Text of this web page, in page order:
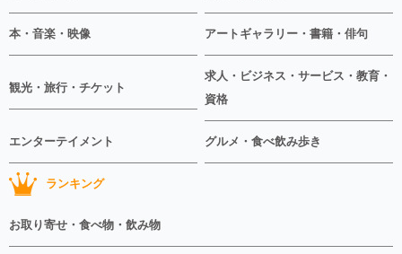
本・音楽・映像 アートギャラリー・書籍・俳句
観光・旅行・チケット
求人・ビジネス・サービス・教育・
資格
エンターテイメント グルメ・食べ飲み歩き
ランキング
お取り寄せ・食べ物・飲み物